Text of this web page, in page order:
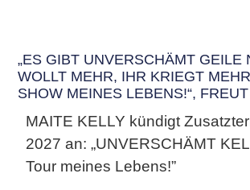
„ES GIBT UNVERSCHÄMT GEILE
WOLLT MEHR, IHR KRIEGT
SHOW MEINES LEBENS!“,
MAITE KELLY kündigt
2027 an: „UNVERSCHÄMT
Tour meines Lebens!”